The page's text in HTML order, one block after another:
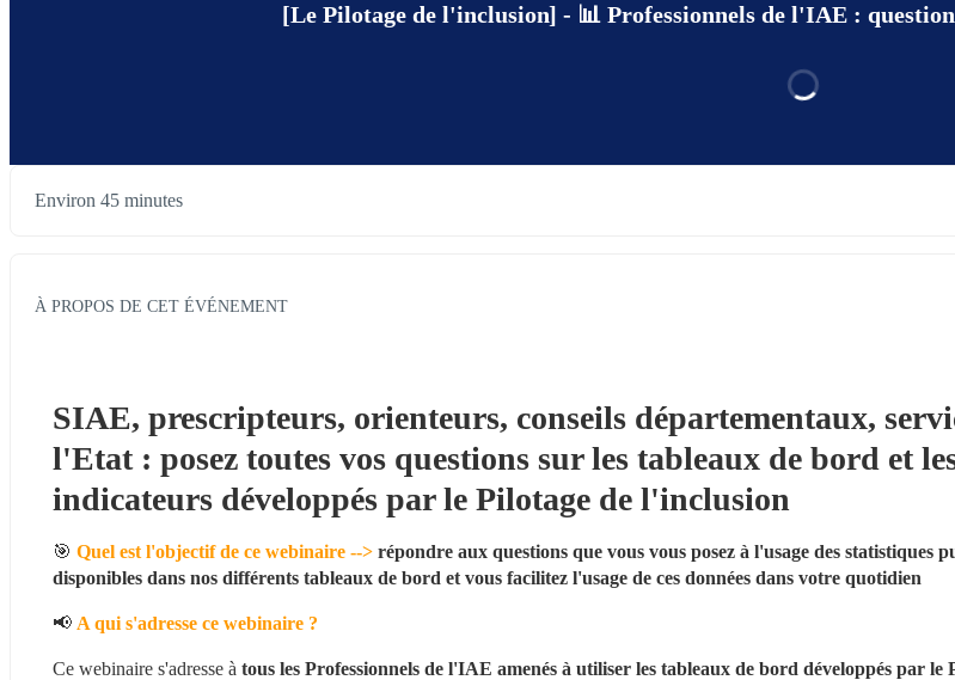
[Le Pilotage de l'inclusion] - 📊​ Professionnels de l'IAE :
Environ 45 minutes
À PROPOS DE CET ÉVÉNEMENT
SIAE, prescripteurs, orienteurs, conseils départementaux,
l'Etat : posez toutes vos questions sur les tableaux de bord et
indicateurs développés par le Pilotage de l'inclusion
🎯 Quel est l'objectif de ce webinaire --> répondre aux questions que vous vous posez à l'usage des statistiques
disponibles dans nos différents tableaux de bord et vous facilitez l'usage de ces données dans votre quotidien
📢 A qui s'adresse ce webinaire ?
Ce webinaire s'adresse à tous les Professionnels de l'IAE amenés à utiliser les tableaux de bord développés par le